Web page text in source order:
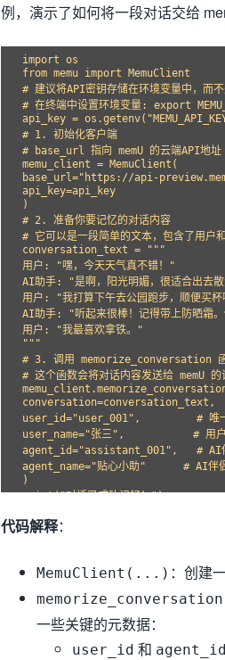
例，演示了如何将一段对话交给
import os
from memu import MemuClient
# 建议将API密钥存储在环境变量中，而
# 在终端中设置环境变量: export
api_key =
# 1. 初始化客户端
# base_url 指向 memU 的云端API地址
memu_client = MemuClient(
base_url="https://api-
api_key=api_key
)
# 2. 准备你要记忆的对话内容
# 它可以是一段简单的文本，包含了用户
conversation_text = """
用户: "嘿，今天天气真不错！"
AI助手: "是啊，阳光明媚，很适合出去
用户: "我打算下午去公园跑步，顺便买杯
AI助手: "听起来很棒！记得带上防晒霜
用户: "我最喜欢拿铁。"
"""
# 3. 调用 memorize_conversation
# 这个函数会将对话内容发送给 memU 的
conversation=conversation_text,
user_id="user_001",         # 唯一的
user_name="张三",           # 用户
agent_id="assistant_001",   # AI伴
agent_name="贴心小助"      # AI伴
)
代码解释：
MemuClient(...) ：创建
一些关键的元数据：
user_id 和 agent_id